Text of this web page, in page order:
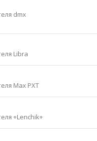
dmx
Libra
Max PXT
+Lenchik+